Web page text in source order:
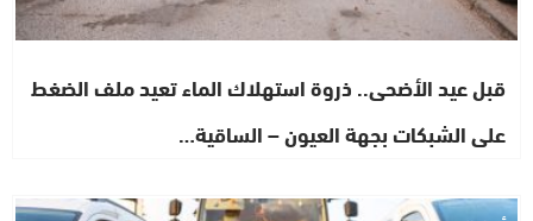
قبل عيد الأضحى.. ذروة استهلاك الماء تعيد ملف الضغط
على الشبكات بجهة العيون – الساقية…